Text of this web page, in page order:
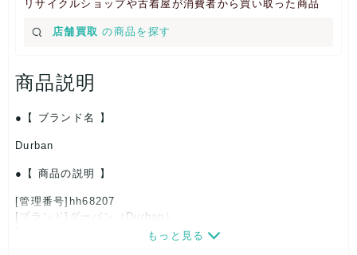
リサイクルショップや古着屋が消費者から買い取った商品
店舗買取 の商品を探す
商品説明
【 ブランド名 】
Durban
【 商品の説明 】
[管理番号]hh68207
[ブランド]ダーバン（Durban）
もっと見る